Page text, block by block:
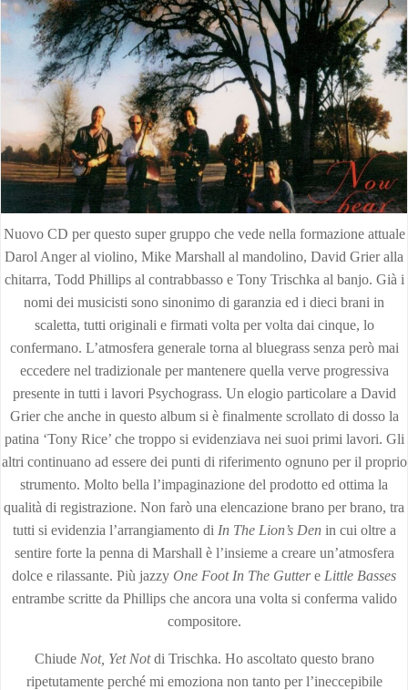
Nuovo CD per questo super gruppo che vede nella formazione attuale
Darol Anger al violino, Mike Marshall al mandolino, David Grier alla
chitarra, Todd Phillips al contrabbasso e Tony Trischka al banjo. Già i
nomi dei musicisti sono sinonimo di garanzia ed i dieci brani in
scaletta, tutti originali e firmati volta per volta dai cinque, lo
confermano. L’atmosfera generale torna al bluegrass senza però mai
eccedere nel tradizionale per mantenere quella verve progressiva
presente in tutti i lavori Psychograss. Un elogio particolare a David
Grier che anche in questo album si è finalmente scrollato di dosso la
patina ‘Tony Rice’ che troppo si evidenziava nei suoi primi lavori. Gli
altri continuano ad essere dei punti di riferimento ognuno per il proprio
strumento. Molto bella l’impaginazione del prodotto ed ottima la
qualità di registrazione. Non farò una elencazione brano per brano, tra
tutti si evidenzia l’arrangiamento di In The Lion’s Den in cui oltre a
sentire forte la penna di Marshall è l’insieme a creare un’atmosfera
dolce e rilassante. Più jazzy One Foot In The Guttere Little Basses
entrambe scritte da Phillips che ancora una volta si conferma valido
compositore.
Chiude Not, Yet Notdi Trischka. Ho ascoltato questo brano
ripetutamente perché mi emoziona non tanto per l’ineccepibile